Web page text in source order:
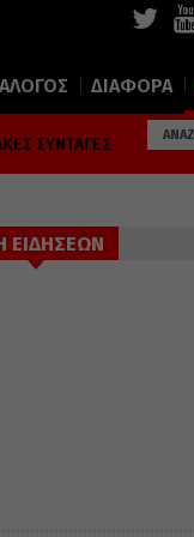
ΔΙΑΦΟΡΑ
ΣΥΝΤΑΓΕΣ
ΕΙΔΗΣΕΩΝ